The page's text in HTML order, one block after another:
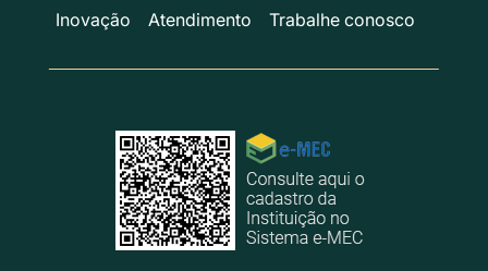
Inovação
Atendimento Trabalhe conosco